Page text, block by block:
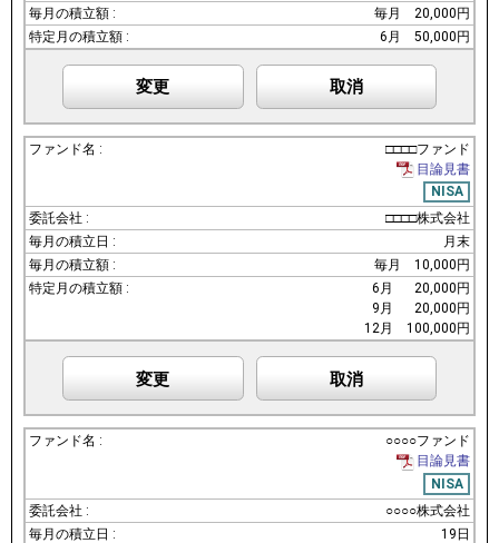
毎月
20,000円
6月
50,000円
変更 取消
□□□□ファンド
目論見書
NISA
□□□□株式会社
月末
毎月
10,000円
6月
20,000円
9月
20,000円
12月
100,000円
変更 取消
○○○○ファンド
目論見書
NISA
○○○○株式会社
19日